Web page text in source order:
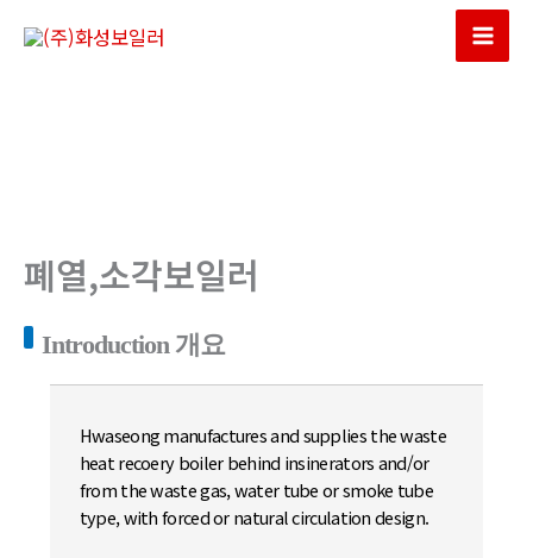
Main
폐열,소각보일러
Introduction 개요
Hwaseong manufactures and supplies the waste
heat recoery boiler behind insinerators and/or
from the waste gas, water tube or smoke tube
type, with forced or natural circulation design.